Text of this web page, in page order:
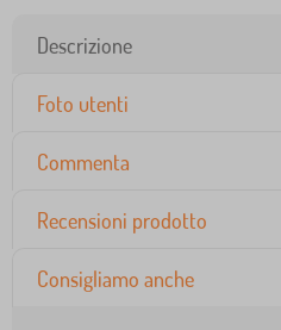
Descrizione
Foto utenti
Commenta
Recensioni prodotto
Consigliamo anche